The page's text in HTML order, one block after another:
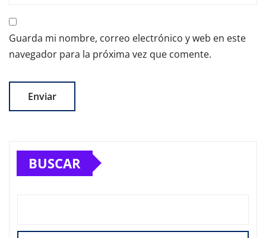
Guarda mi nombre, correo electrónico y web en este
navegador para la próxima vez que comente.
BUSCAR